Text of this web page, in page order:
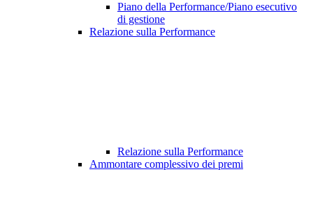
Piano della Performance/Piano esecutivo
di gestione
Relazione sulla Performance
Relazione sulla Performance
Ammontare complessivo dei premi